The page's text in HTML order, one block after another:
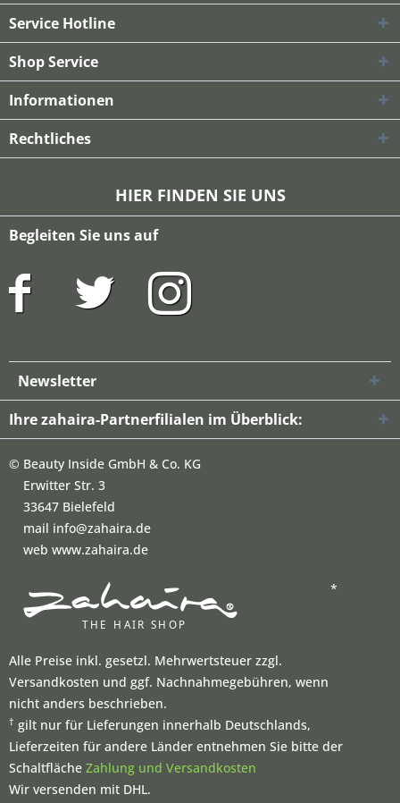
Service Hotline
Shop Service
Informationen
Rechtliches
HIER FINDEN SIE UNS
Begleiten Sie uns auf
Newsletter
Ihre zahaira-Partnerfilialen im Überblick:
© Beauty Inside GmbH & Co. KG
Erwitter Str. 3
33647 Bielefeld
mail info@zahaira.de
web www.zahaira.de
*
Alle Preise inkl. gesetzl. Mehrwertsteuer zzgl.
Versandkosten und ggf. Nachnahmegebühren, wenn
nicht anders beschrieben.
† gilt nur für Lieferungen innerhalb Deutschlands,
Lieferzeiten für andere Länder entnehmen Sie bitte der
Schaltfläche Zahlung und Versandkosten
Wir versenden mit DHL.